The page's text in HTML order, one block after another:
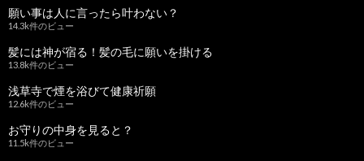
願い事は人に言ったら叶わない？
14.3k件のビュー
髪には神が宿る！髪の毛に願いを掛ける
13.8k件のビュー
浅草寺で煙を浴びて健康祈願
12.6k件のビュー
お守りの中身を見ると？
11.5k件のビュー